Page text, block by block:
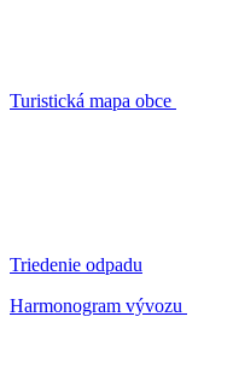
Turistická mapa obce
Triedenie odpadu
Harmonogram vývozu